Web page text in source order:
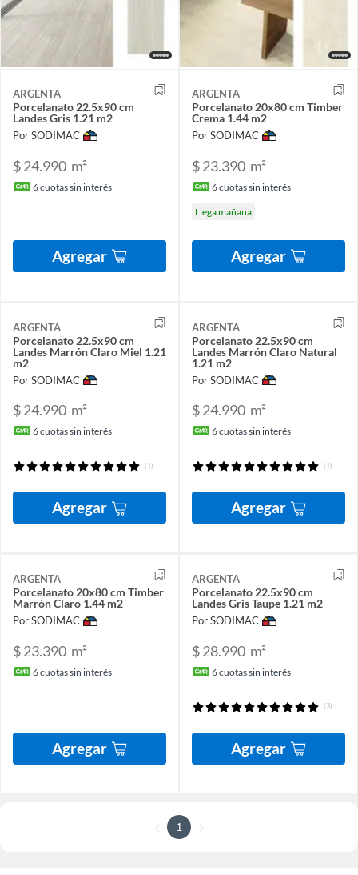
ARGENTA
Porcelanato 22.5x90 cm
Landes Gris 1.21 m2
Por SODIMAC
$ 24.990 m²
6cuotas sin interés
Agregar
ARGENTA
Porcelanato 20x80 cm Timber
Crema 1.44 m2
Por SODIMAC
$ 23.390 m²
6cuotas sin interés
Llega mañana
Agregar
ARGENTA
Porcelanato 22.5x90 cm
Landes Marrón Claro Miel 1.21
m2
Por SODIMAC
$ 24.990 m²
6cuotas sin interés
(1)
Agregar
ARGENTA
Porcelanato 22.5x90 cm
Landes Marrón Claro Natural
1.21 m2
Por SODIMAC
$ 24.990 m²
6cuotas sin interés
(1)
Agregar
ARGENTA
Porcelanato 20x80 cm Timber
Marrón Claro 1.44 m2
Por SODIMAC
$ 23.390 m²
6cuotas sin interés
Agregar
ARGENTA
Porcelanato 22.5x90 cm
Landes Gris Taupe 1.21 m2
Por SODIMAC
$ 28.990 m²
6cuotas sin interés
(3)
Agregar
1